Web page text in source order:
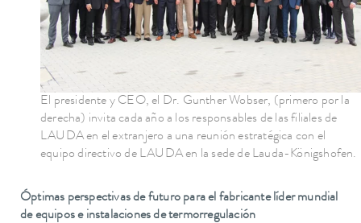
El presidente y CEO, el Dr. Gunther Wobser, (primero por la
derecha) invita cada año a los responsables de las filiales de
LAUDA en el extranjero a una reunión estratégica con el
equipo directivo de LAUDA en la sede de Lauda-Königshofen.
Óptimas perspectivas de futuro para el fabricante líder mundial
de equipos e instalaciones de termorregulación